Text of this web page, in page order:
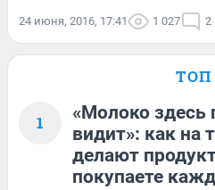
24 июня, 2016, 17:41 1 027 2
ТОП
1
«Молоко здесь
видит»: как на
делают
покупаете